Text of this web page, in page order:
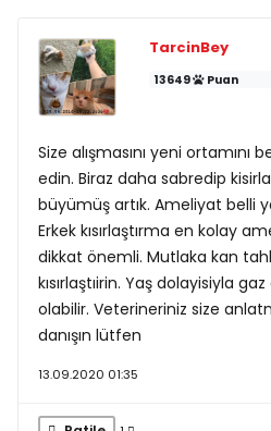
TarcinBey
13649 Puan
Size alışmasını yeni
edin. Biraz daha sabredip
büyümüş artık. Ameliyat belli
Erkek kısırlaştırma en kolay
dikkat önemli. Mutlaka kan
kısırlaştıirin. Yaş dolayisiyla
olabilir. Veterineriniz size
danışın lütfen
13.09.2020 01:35